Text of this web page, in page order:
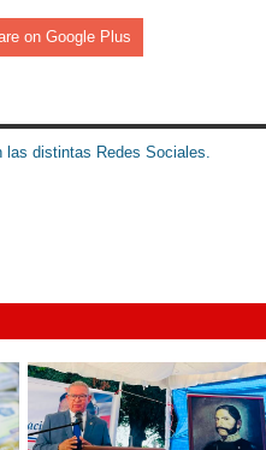
on Google Plus
las distintas Redes Sociales.